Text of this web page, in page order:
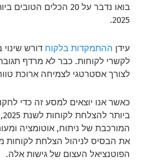
בואו נדבר על 20 הכלים
2025.
עידן ההתמקדות בלקוח דורש
לקשרי לקוחות. כבר לא מרדף
לצורך אסטרטגי לצמיחה ארוכת
המורכבת של ניתוח, אוטומציה
את הבסיס לניהול הצלחת לקוחות
הפוטנציאל העצום של גישות אלה.